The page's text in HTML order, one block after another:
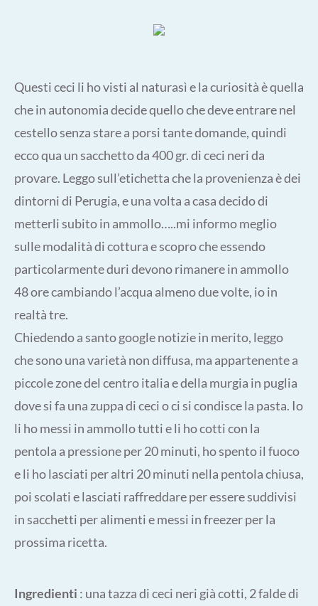
Questi ceci li ho visti al naturasì e la curiosità è quella
che in autonomia decide quello che deve entrare nel
cestello senza stare a porsi tante domande, quindi
ecco qua un sacchetto da 400 gr. di ceci neri da
provare. Leggo sull’etichetta che la provenienza è dei
dintorni di Perugia, e una volta a casa decido di
metterli subito in ammollo…..mi informo meglio
sulle modalità di cottura e scopro che essendo
particolarmente duri devono rimanere in ammollo
48 ore cambiando l’acqua almeno due volte, io in
realtà tre.
Chiedendo a santo google notizie in merito, leggo
che sono una varietà non diffusa, ma appartenente a
piccole zone del centro italia e della murgia in puglia
dove si fa una zuppa di ceci o ci si condisce la pasta. Io
li ho messi in ammollo tutti e li ho cotti con la
pentola a pressione per 20 minuti, ho spento il fuoco
e li ho lasciati per altri 20 minuti nella pentola chiusa,
poi scolati e lasciati raffreddare per essere suddivisi
in sacchetti per alimenti e messi in freezer per la
prossima ricetta.
Ingredienti : una tazza di ceci neri già cotti, 2 falde di